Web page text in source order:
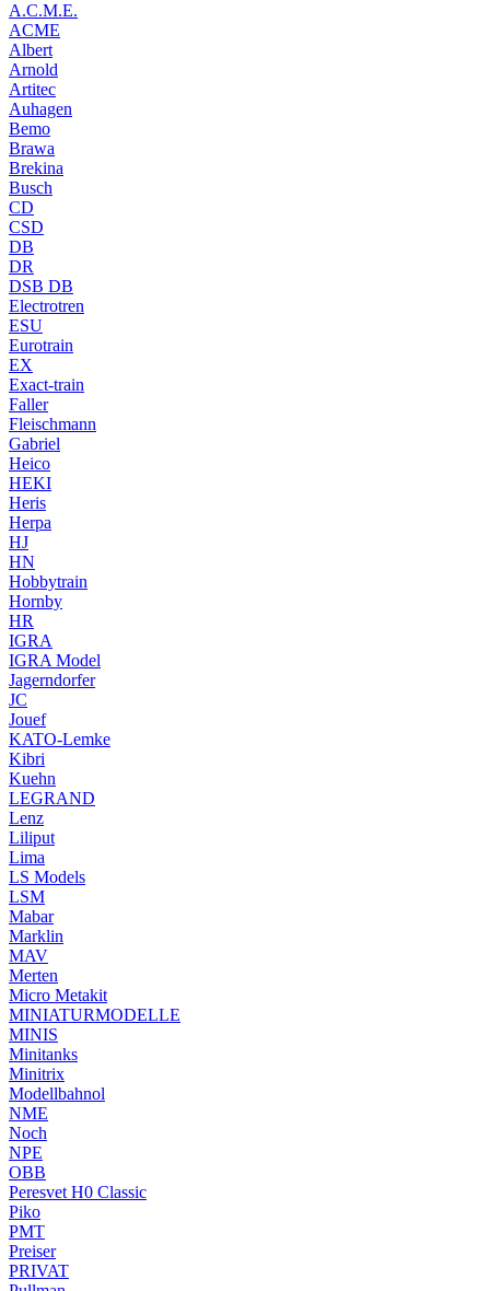
A.C.M.E.
ACME
Albert
Arnold
Artitec
Auhagen
Bemo
Brawa
Brekina
Busch
CD
CSD
DB
DR
DSB DB
Electrotren
ESU
Eurotrain
EX
Exact-train
Faller
Fleischmann
Gabriel
Heico
HEKI
Heris
Herpa
HJ
HN
Hobbytrain
Hornby
HR
IGRA
IGRA Model
Jagerndorfer
JC
Jouef
KATO-Lemke
Kibri
Kuehn
LEGRAND
Lenz
Liliput
Lima
LS Models
LSM
Mabar
Marklin
MAV
Merten
Micro Metakit
MINIATURMODELLE
MINIS
Minitanks
Minitrix
Modellbahnol
NME
Noch
NPE
OBB
Peresvet H0 Classic
Piko
PMT
Preiser
PRIVAT